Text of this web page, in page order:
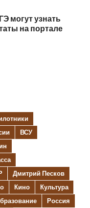
могут узнать
на портале
ВСУ
Дмитрий Песков
Кино
Культура
Россия